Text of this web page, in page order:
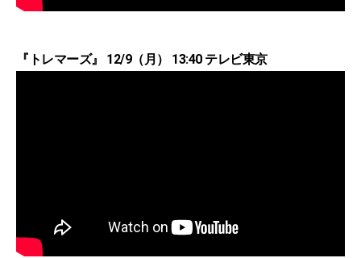
『トレマーズ』 12/9（月） 13:40 テレビ東京